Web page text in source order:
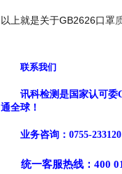
以上就是关于GB2626口罩
联系我们
讯科检测是国家认可委
通全球！
业务咨询： 0755-
统一客服热线： 400